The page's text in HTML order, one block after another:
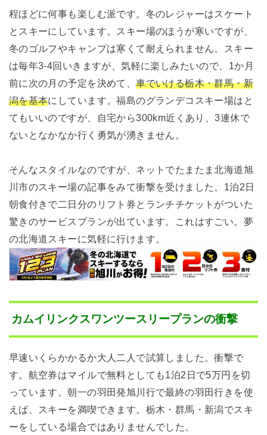
程ほどに何事も楽しむ派です。冬のレジャーはスケート
とスキーにしています。スキー場のほうが寒いですが、
冬のゴルフやキャンプは寒くて耐えられません。スキー
は毎年3-4回いきますが、気軽に楽しみたいので、1か月
前に次の月の予定を決めて、車でいける栃木・群馬・新
潟を基本にしています。福島のグランデコスキー場はと
てもいいのですが、自宅から300km近くあり、3連休で
ないとなかなか行く勇気が湧きません。
そんなスタイルなのですが、ネットでたまたま北海道旭
川市のスキー場の記事をみて衝撃を受けました。1泊2日
朝食付きで二日分のリフト券とランチチケットがついた
驚きのサービスプランが出ています。これはすごい。夢
の北海道スキーに気軽に行けます。
カムイリンクスワンツースリープランの衝撃
早速いくらかかるか大人二人で試算しました。衝撃で
す。航空券はマイルで無料としても1泊2日で5万円を切
っています。朝一の羽田発旭川行で最終の羽田行きを使
えば、スキーを満喫できます。栃木・群馬・新潟でスキ
ーをしている場合ではありませんでした。